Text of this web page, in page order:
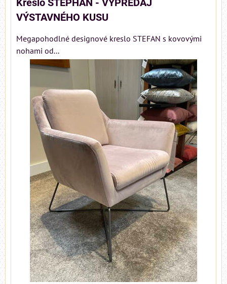
Kreslo STEPHAN - VÝPREDAJ
VÝSTAVNÉHO KUSU
Megapohodlné designové kreslo STEFAN s kovovými
nohami od...